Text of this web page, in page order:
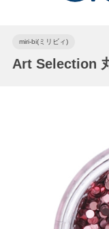
miri-bi(ミリビィ)
Art Selection